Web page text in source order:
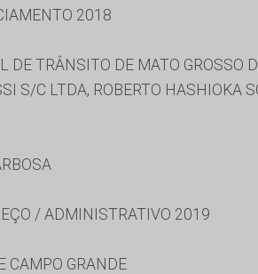
2018
DE TRÂNSITO DE MATO GROSSO
S/C LTDA, ROBERTO HASHIOKA
/ ADMINISTRATIVO 2019
CAMPO GRANDE